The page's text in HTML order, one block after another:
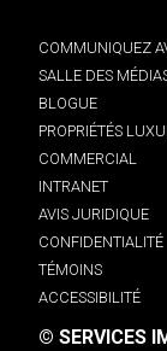
COMMUNIQUEZ
SALLE DES
BLOGUE
PROPRIÉTÉS
COMMERCIAL
INTRANET
AVIS JURIDIQUE
CONFIDENTIALITÉ
TÉMOINS
ACCESSIBILITÉ
© SERVICES